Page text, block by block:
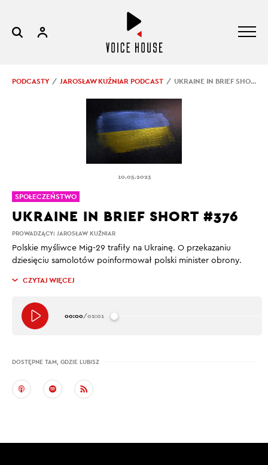
PODCASTY JAROSŁAW KUŹNIAR PODCAST UKRAINE IN BRIEF SHORT #376
10.05.2023
PROWADZĄCY: JAROSŁAW KUŹNIAR
UKRAINE IN BRIEF SHORT #376
Polskie myśliwce Mig-29 trafiły na Ukrainę. O przekazaniu
dziesięciu samolotów poinformował polski minister obrony.
CZYTAJ WIĘCEJ
00:00/02:01
DOSTĘPNE TAM, GDZIE LUBISZ
SPOŁECZEŃSTWO